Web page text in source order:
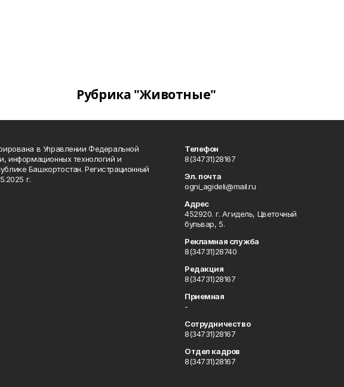
Рубрика "Животные"
в Управлении Федеральной
информационных технологий и
Башкортостан. Регистрационный
г.
Телефон
8(34731)28167
Эл. почта
ogni_agideli@mail.ru
Адрес
452920. г. Агидель, Цветочный
бульвар, 5.
Рекламная служба
8(34731)28740
Редакция
8(34731)28167
Приемная
-
Сотрудничество
8(34731)28167
Отдел кадров
8(34731)28167